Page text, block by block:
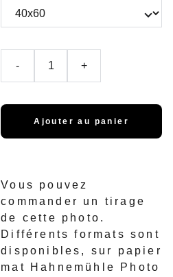
- +
Ajouter au panier
Vous pouvez
commander un tirage
de cette photo.
Différents formats sont
disponibles, sur papier
mat Hahnemühle Photo